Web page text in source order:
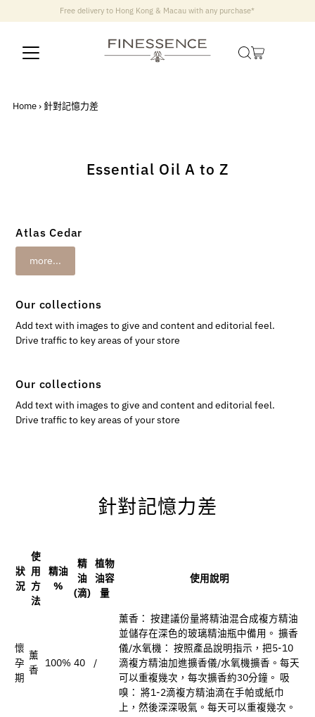
Free delivery to Hong Kong & Macau with any purchase*
Home›針對記憶力差
Essential Oil A to Z
Atlas Cedar
more...
Our collections
Add text with images to give and content and editorial feel.
Drive traffic to key areas of your store
Our collections
Add text with images to give and content and editorial feel.
Drive traffic to key areas of your store
針對記憶力差
狀
況
使
用
方
法
精油
%
精
油
(滴)
植物
油容
量
使用說明
懷
孕
期
薰
香
100% 40 /
薰香： 按建議份量將精油混合成複方精油
並儲存在深色的玻璃精油瓶中備用。 擴香
儀/水氧機： 按照產品說明指示，把5-10
滴複方精油加進擴香儀/水氧機擴香。每天
可以重複幾次，每次擴香約30分鐘。 吸
嗅： 將1-2滴複方精油滴在手帕或紙巾
上，然後深深吸氣。每天可以重複幾次。